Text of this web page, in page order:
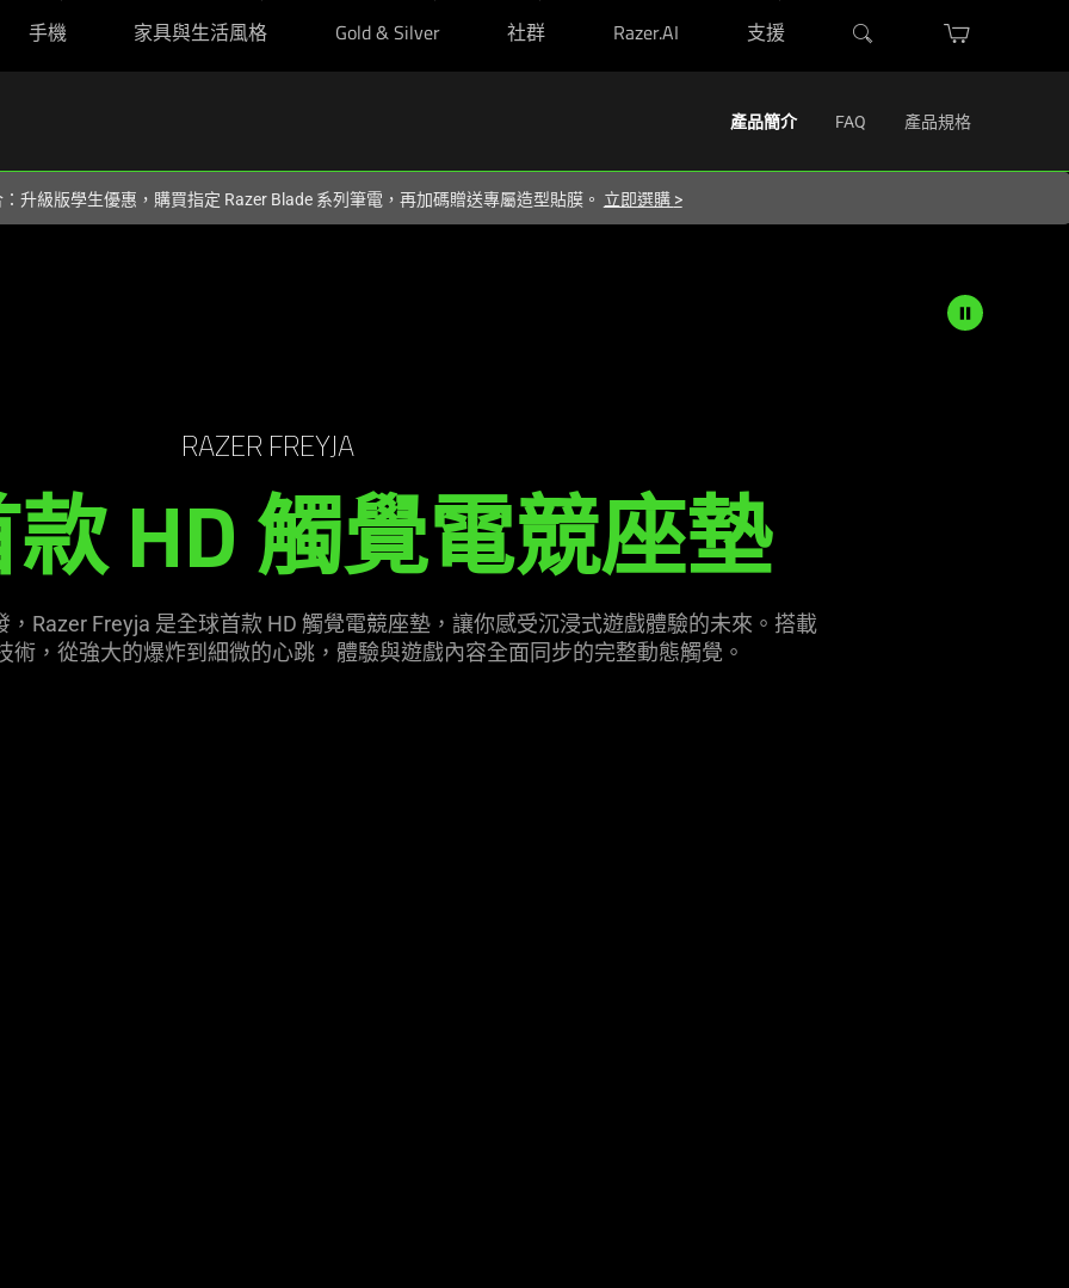
手機 家具與生活風格 Gold & Silver 社群 Razer.AI 支援
升級版學生優惠，購買指定 Razer Blade 系列筆電，再加碼贈送專屬造型貼膜。 立即選購 >
產品簡介 FAQ
Activating
element
產品規格
RAZER FREYJA
HD 觸覺電競座墊
Razer Freyja 是全球首款 HD 觸覺電競座墊，讓你感受沉浸式遊戲體驗的未來。搭載
術，從強大的爆炸到細微的心跳，體驗與遊戲內容全面同步的完整動態觸覺 。